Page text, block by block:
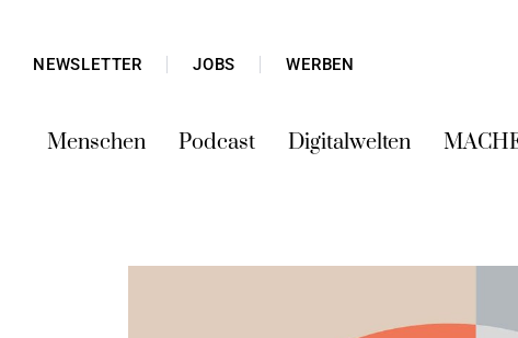
NEWSLETTER JOBS WERBEN
Menschen Podcast Digitalwelten